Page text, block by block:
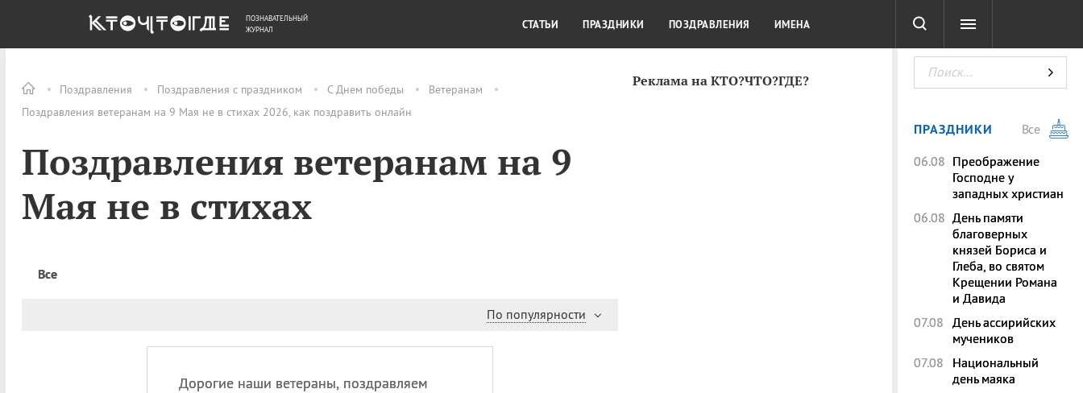
Поздравления Поздравления с праздником С Днем победы
Ветеранам
Поздравления ветеранам на 9 Мая не в стихах 2026, как поздравить онлайн
Поздравления ветеранам на 9
Мая не в стихах
Все
По популярности
Дорогие наши ветераны, поздравляем
Реклама на КТО?ЧТО?ГДЕ?
ОБЩЕСТВО ДЕНЬГИ КУЛЬТУРА КРАСОТА ТЕСТЫ
ПОЗНАВАТЕЛЬНЫЙ
ЖУРНАЛ
СТАТЬИ ПРАЗДНИКИ ПОЗДРАВЛЕНИЯ ИМЕНА
ПРАЗДНИКИ
Все
06.08 Преображение
Господне у
западных христиан
06.08 День памяти
благоверных
князей Бориса и
Глеба, во святом
Крещении Романа
и Давида
07.08 День ассирийских
мучеников
07.08
Национальный
день маяка